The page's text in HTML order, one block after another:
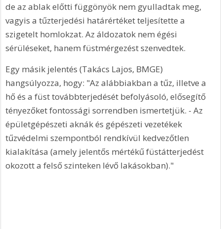
de az ablak előtti függönyök nem gyulladtak meg,
vagyis a tűzterjedési határértéket teljesítette a
szigetelt homlokzat. Az áldozatok nem égési
sérüléseket, hanem füstmérgezést szenvedtek.
Egy másik jelentés (Takács Lajos, BMGE)
hangsúlyozza, hogy: "Az alábbiakban a tűz, illetve a
hő és a füst továbbterjedését befolyásoló, elősegítő
tényezőket fontossági sorrendben ismertetjük. - Az
épületgépészeti aknák és gépészeti vezetékek
tűzvédelmi szempontból rendkívül kedvezőtlen
kialakítása (amely jelentős mértékű füstátterjedést
okozott a felső szinteken lévő lakásokban)."